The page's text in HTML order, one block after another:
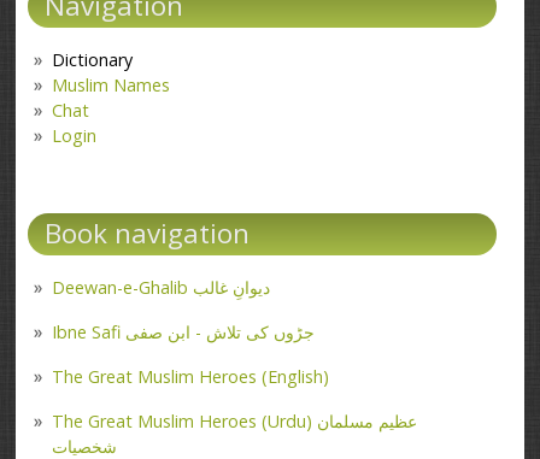
Dictionary
Muslim Names
Chat
Login
Book navigation
Deewan-e-Ghalib دیوانِ غالب
Ibne Safi جڑوں کی تلاش - ابن صفی
The Great Muslim Heroes (English)
The Great Muslim Heroes (Urdu) عظیم مسلمان
شخصیات